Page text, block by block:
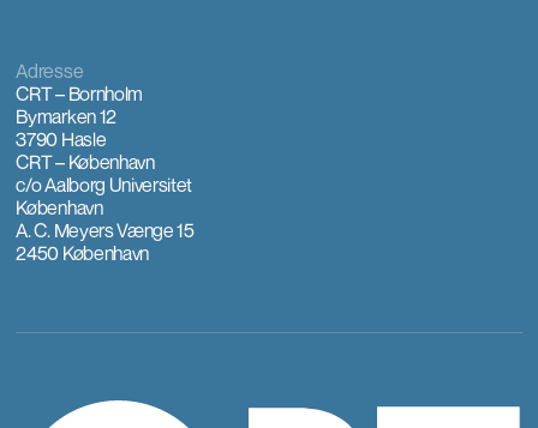
Adresse
CRT – Bornholm
Bymarken 12
3790 Hasle
CRT – København
c/o Aalborg Universitet
København
A. C. Meyers Vænge 15
2450 København